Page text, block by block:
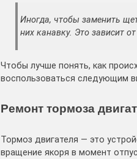
Иногда, чтобы заменить
них канавку. Это зависит
Чтобы лучше понять, как
воспользоваться следующим
Ремонт тормоза
Тормоз двигателя — это
вращение якоря в момент